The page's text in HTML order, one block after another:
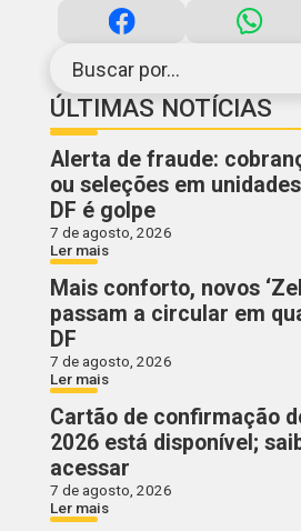
Buscar por...
ÚLTIMAS NOTÍCIAS
Alerta de fraude:
ou seleções em
DF é golpe
7 de agosto, 2026
Ler mais
Mais conforto, novos
passam a circular em
DF
7 de agosto, 2026
Ler mais
Cartão de confirmação
2026 está disponível;
acessar
7 de agosto, 2026
Ler mais